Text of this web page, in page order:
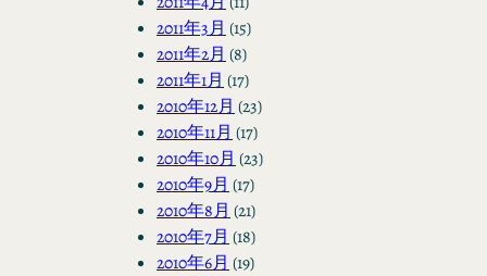
2011年3月 (15)
2011年2月 (8)
2011年1月 (17)
2010年12月 (23)
2010年11月 (17)
2010年10月 (23)
2010年9月 (17)
2010年8月 (21)
2010年7月 (18)
2010年6月 (19)